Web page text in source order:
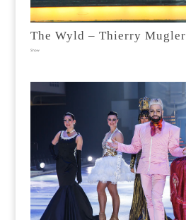
The Wyld – Thierry Mugler
Show